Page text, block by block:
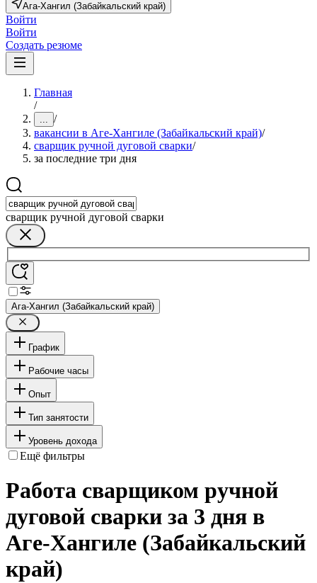
Ага-Хангил (Забайкальский край)
Войти
Войти
Создать резюме
Главная
/
... /
вакансии в Аге-Хангиле (Забайкальский край)/
сварщик ручной дуговой сварки/
за последние три дня
сварщик ручной дуговой сварки
Ага-Хангил (Забайкальский край)
График
Рабочие часы
Опыт
Тип занятости
Уровень дохода
Ещё фильтры
Работа сварщиком ручной
дуговой сварки за 3 дня в
Аге-Хангиле (Забайкальский
край)